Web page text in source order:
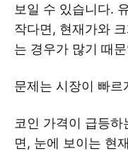
보일 수 있습니다.
작다면, 현재가와
는 경우가 많기 때
문제는 시장이 빠
코인 가격이 급등
면, 눈에 보이는 현